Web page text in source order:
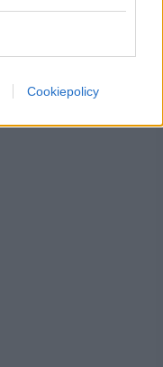
Cookiepolicy